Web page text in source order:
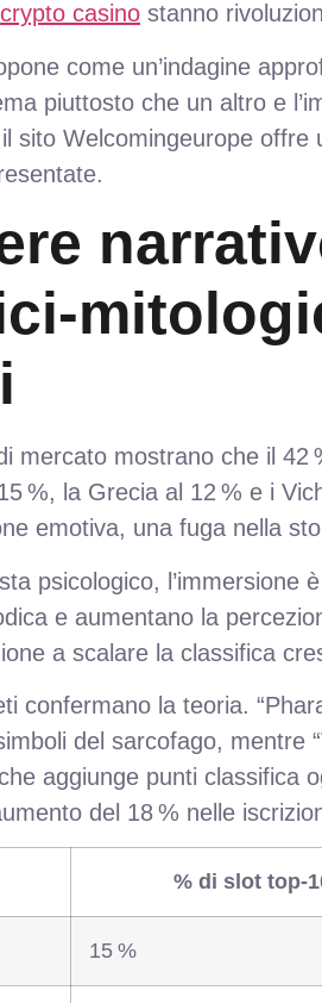
crypto casino stanno
come un’indagine
piuttosto che un altro e
sito Welcomingeurope
mercato mostrano che il 42
%, la Grecia al 12 % e i
emotiva, una fuga nella
psicologico,
e aumentano la
a scalare la classifica
confermano la teoria.
del sarcofago, mentre
aggiunge punti
del 18 % nelle
% di slot
15 %